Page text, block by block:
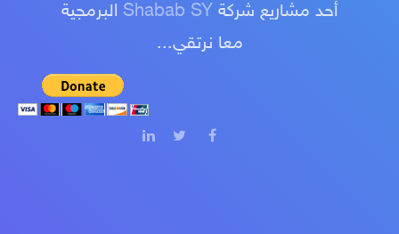
أحد مشاريع شركة Shabab SY البرمجية
معا نرتقي...